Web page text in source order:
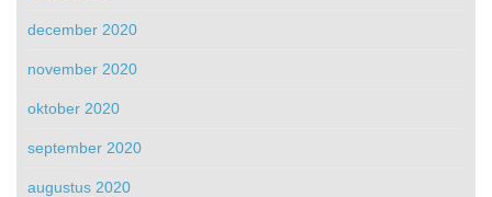
december 2020
november 2020
oktober 2020
september 2020
augustus 2020